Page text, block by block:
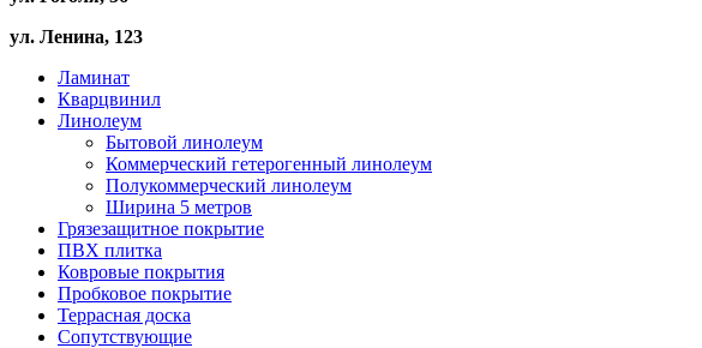
ул. Ленина, 123
Ламинат
Кварцвинил
Линолеум
Бытовой линолеум
Коммерческий гетерогенный линолеум
Полукоммерческий линолеум
Ширина 5 метров
Грязезащитное покрытие
ПВХ плитка
Ковровые покрытия
Пробковое покрытие
Террасная доска
Сопутствующие